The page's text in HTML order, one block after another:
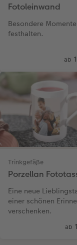
Fotoleinwand
Besondere
festhalten.
ab
Trinkgefäße
Porzellan
Eine neue
einer schönen
verschenken.
ab